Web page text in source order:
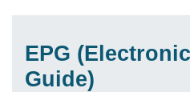
EPG
Guide)